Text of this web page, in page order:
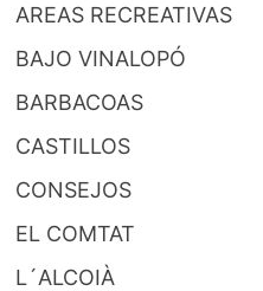
AREAS RECREATIVAS
BAJO VINALOPÓ
BARBACOAS
CASTILLOS
CONSEJOS
EL COMTAT
L´ALCOIÀ